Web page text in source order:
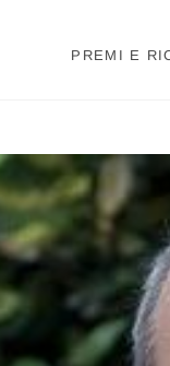
PREMI E